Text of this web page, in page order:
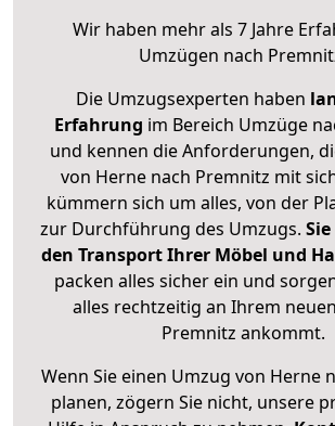
Wir haben mehr als 7 Jahre
Umzügen nach
Die Umzugsexperten haben
Erfahrung im Bereich Umzüge
und kennen die Anforderungen,
von Herne nach Premnitz mit
kümmern sich um alles, von der
zur Durchführung des Umzugs.
den Transport Ihrer Möbel und
packen alles sicher ein und
alles rechtzeitig an Ihrem
Premnitz ankommt.
Wenn Sie einen Umzug von Herne
planen, zögern Sie nicht, unsere